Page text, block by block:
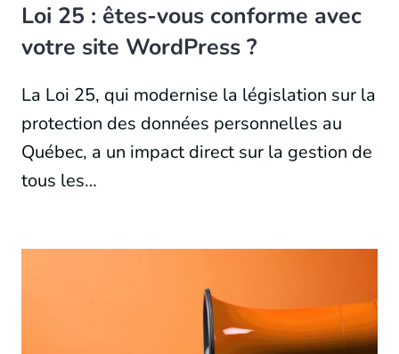
Loi 25 : êtes-vous conforme avec
votre site WordPress ?
La Loi 25, qui modernise la législation sur la
protection des données personnelles au
Québec, a un impact direct sur la gestion de
tous les…